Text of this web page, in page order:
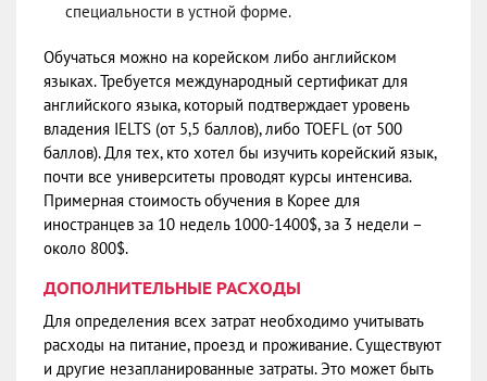
специальности в устной форме.
Обучаться можно на корейском либо английском
языках. Требуется международный сертификат для
английского языка, который подтверждает уровень
владения IELTS (от 5,5 баллов), либо TOEFL (от 500
баллов). Для тех, кто хотел бы изучить корейский язык,
почти все университеты проводят курсы интенсива.
Примерная стоимость обучения в Корее для
иностранцев за 10 недель 1000-1400$, за 3 недели –
около 800$.
ДОПОЛНИТЕЛЬНЫЕ РАСХОДЫ
Для определения всех затрат необходимо учитывать
расходы на питание, проезд и проживание. Существуют
и другие незапланированные затраты. Это может быть